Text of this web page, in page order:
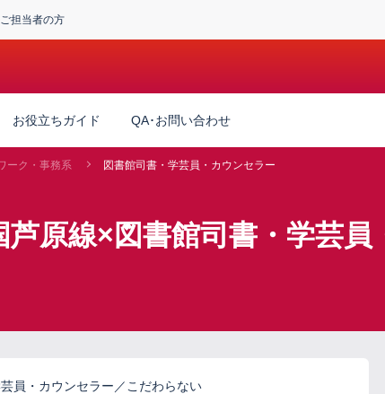
担当者の方
お役立ちガイド QA･お問い合わせ
ーク・事務系 図書館司書・学芸員・カウンセラー
芦原線×図書館司書・学芸
員・カウンセラー／こだわらない